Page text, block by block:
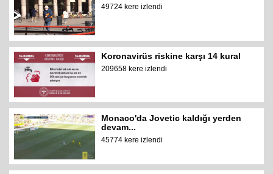
49724 kere izlendi
Koronavirüs riskine karşı 14 kural
209658 kere izlendi
Monaco'da Jovetic kaldığı yerden
devam...
45774 kere izlendi